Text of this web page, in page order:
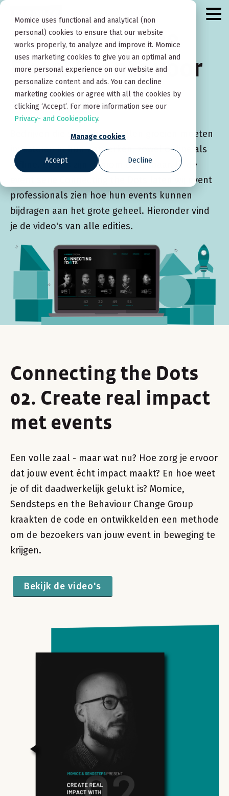
Momice uses functional and analytical (non
personal) cookies to ensure that our website
works properly, to analyze and improve it. Momice
uses marketing cookies to give you an optimal and
more personal experience on our website and
personalize content and ads. You can decline
marketing cookies or agree with all the cookies by
clicking ‘Accept’. For more information see our
Privacy- and Cookiepolicy.
Manage cookies
Accept Decline
Connecting the
Dots. Events voor
event pro's.
Bedrijven die structureel willen groeien moeten
investeren in hun netwerken, zowel online als
offline. Events zijn daarom onmisbaar. In de
event serie Connecting the Dots laten wij event
professionals zien hoe hun events kunnen
bijdragen aan het grote geheel. Hieronder vind
je de video's van alle edities.
Connecting the Dots
02. Create real impact
met events
Een volle zaal - maar wat nu? Hoe zorg je ervoor
dat jouw event écht impact maakt? En hoe weet
je of dit daadwerkelijk gelukt is? Momice,
Sendsteps en the Behaviour Change Group
kraakten de code en ontwikkelden een methode
om de bezoekers van jouw event in beweging te
krijgen.
Bekijk de video's